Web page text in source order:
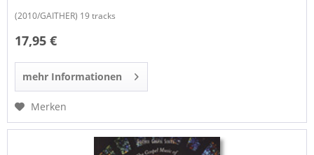
(2010/GAITHER) 19 tracks
17,95 €
mehr Informationen
Merken